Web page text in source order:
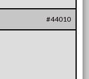
#44010